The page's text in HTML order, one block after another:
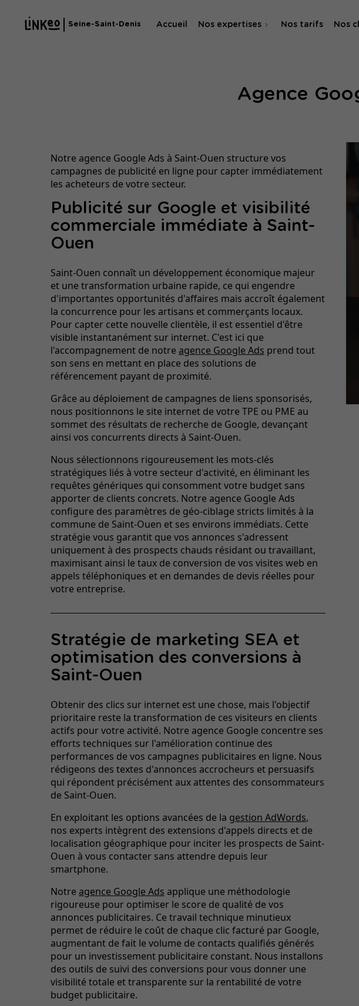
Seine-Saint-Denis Accueil Nos expertises
Agence SEA & SMA
Nos tarifs Nos
Agence
Notre agence Google Ads à Saint-Ouen structure vos
campagnes de publicité en ligne pour capter immédiatement
les acheteurs de votre secteur.
Publicité sur Google et visibilité
commerciale immédiate à Saint-
Ouen
Saint-Ouen connaît un développement économique majeur
et une transformation urbaine rapide, ce qui engendre
d'importantes opportunités d'affaires mais accroît également
la concurrence pour les artisans et commerçants locaux.
Pour capter cette nouvelle clientèle, il est essentiel d'être
visible instantanément sur internet. C'est ici que
l'accompagnement de notre agence Google Ads prend tout
son sens en mettant en place des solutions de
référencement payant de proximité.
Grâce au déploiement de campagnes de liens sponsorisés,
nous positionnons le site internet de votre TPE ou PME au
sommet des résultats de recherche de Google, devançant
ainsi vos concurrents directs à Saint-Ouen.
Nous sélectionnons rigoureusement les mots-clés
stratégiques liés à votre secteur d'activité, en éliminant les
requêtes génériques qui consomment votre budget sans
apporter de clients concrets. Notre agence Google Ads
configure des paramètres de géo-ciblage stricts limités à la
commune de Saint-Ouen et ses environs immédiats. Cette
stratégie vous garantit que vos annonces s'adressent
uniquement à des prospects chauds résidant ou travaillant,
maximisant ainsi le taux de conversion de vos visites web en
appels téléphoniques et en demandes de devis réelles pour
votre entreprise.
Stratégie de marketing SEA et
optimisation des conversions à
Saint-Ouen
Obtenir des clics sur internet est une chose, mais l'objectif
prioritaire reste la transformation de ces visiteurs en clients
actifs pour votre activité. Notre agence Google concentre ses
efforts techniques sur l'amélioration continue des
performances de vos campagnes publicitaires en ligne. Nous
rédigeons des textes d'annonces accrocheurs et persuasifs
qui répondent précisément aux attentes des consommateurs
de Saint-Ouen.
En exploitant les options avancées de la gestion AdWords,
nos experts intègrent des extensions d'appels directs et de
localisation géographique pour inciter les prospects de Saint-
Ouen à vous contacter sans attendre depuis leur
smartphone.
Notre agence Google Ads applique une méthodologie
rigoureuse pour optimiser le score de qualité de vos
annonces publicitaires. Ce travail technique minutieux
permet de réduire le coût de chaque clic facturé par Google,
augmentant de fait le volume de contacts qualifiés générés
pour un investissement publicitaire constant. Nous installons
des outils de suivi des conversions pour vous donner une
visibilité totale et transparente sur la rentabilité de votre
budget publicitaire.